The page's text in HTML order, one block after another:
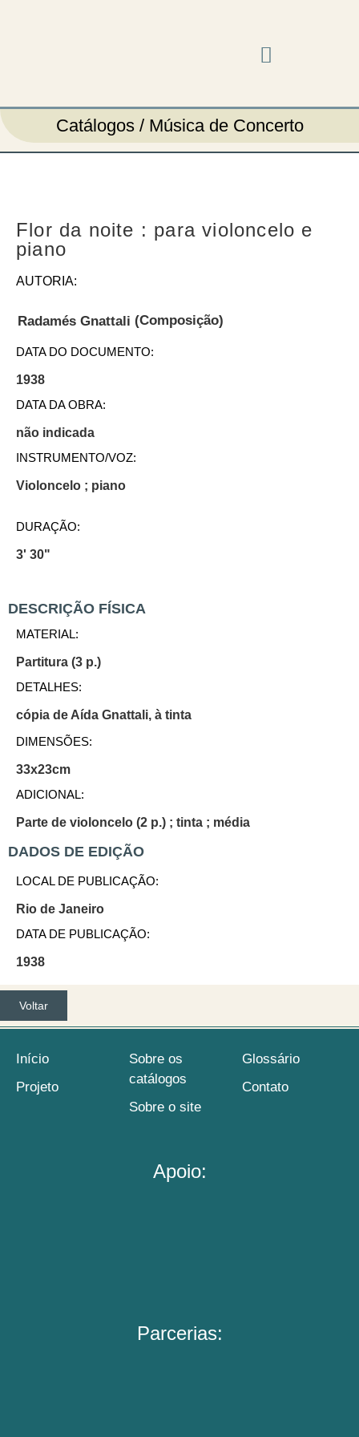
Catálogos / Música de Concerto
Flor da noite : para violoncelo e
piano
AUTORIA:
Radamés Gnattali (Composição)
DATA DO DOCUMENTO:
1938
DATA DA OBRA:
não indicada
INSTRUMENTO/VOZ:
Violoncelo ; piano
DURAÇÃO:
3' 30"
DESCRIÇÃO FÍSICA
MATERIAL:
Partitura (3 p.)
DETALHES:
cópia de Aída Gnattali, à tinta
DIMENSÕES:
33x23cm
ADICIONAL:
Parte de violoncelo (2 p.) ; tinta ; média
DADOS DE EDIÇÃO
LOCAL DE PUBLICAÇÃO:
Rio de Janeiro
DATA DE PUBLICAÇÃO:
1938
Voltar
Início
Projeto
Sobre os
catálogos
Sobre o site
Glossário
Contato
Apoio:
Parcerias: